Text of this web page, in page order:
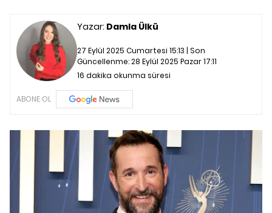
Yazar: Damla Ülkü
27 Eylül 2025 Cumartesi 15:13 | Son
Güncellenme:28 Eylül 2025 Pazar 17:11
16 dakika okunma süresi
ABONE OL